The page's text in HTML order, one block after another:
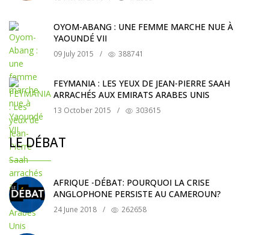
OYOM-ABANG : UNE FEMME MARCHE NUE À
YAOUNDÉ VII
09 July 2015 / 388741
FEYMANIA : LES YEUX DE JEAN-PIERRE SAAH
ARRACHÉS AUX EMIRATS ARABES UNIS
13 October 2015 / 303615
LE DÉBAT
AFRIQUE -DÉBAT: POURQUOI LA CRISE
ANGLOPHONE PERSISTE AU CAMEROUN?
24 June 2018 / 262658